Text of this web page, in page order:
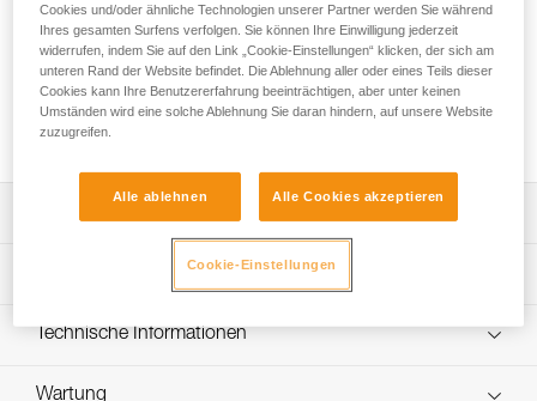
das Handling für Klettereinsteiger/-innen und die Benutzung
von Sicherungsgeräten. Es ist in drei Farben erhältlich.
Länge, Endverbindungen und Karabiner sind individuell
auswählbar, um das Seil den Anforderungen der Struktur
anzupassen. Dieses Seil ist nicht zum Vorstiegsklettern
geeignet.
Halbstatisches Seil zum Toprope-Klettern:
- Konzipiert für den ständigen Einsatz beim Toprope-
- Geringe Dehnung, um das Risiko eines Bodensturzes
Seileinziehen beim Sichern zu erleichtern.
Technische Spezifikationen
Durchmesser: 9,8 mm
Zertifizierung(en): CE EN 1891 type A, UIAA
Technische Informationen
Wartung
Cookies und/oder ähnliche Technologien unserer Partner werden Sie während
Ihres gesamten Surfens verfolgen. Sie können Ihre Einwilligung jederzeit
widerrufen, indem Sie auf den Link „Cookie-Einstellungen“ klicken, der sich am
unteren Rand der Website befindet. Die Ablehnung aller oder eines Teils dieser
Cookies kann Ihre Benutzererfahrung beeinträchtigen, aber unter keinen
Umständen wird eine solche Ablehnung Sie daran hindern, auf unsere Website
zuzugreifen.
Alle ablehnen Alle Cookies akzeptieren
Cookie-Einstellungen